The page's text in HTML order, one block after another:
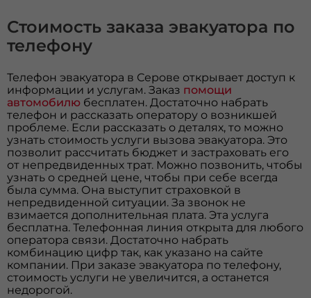
Стоимость заказа эвакуатора по
телефону
Телефон эвакуатора в Серове открывает доступ к
информации и услугам. Заказ помощи
автомобилю бесплатен. Достаточно набрать
телефон и рассказать оператору о возникшей
проблеме. Если рассказать о деталях, то можно
узнать стоимость услуги вызова эвакуатора. Это
позволит рассчитать бюджет и застраховать его
от непредвиденных трат. Можно позвонить, чтобы
узнать о средней цене, чтобы при себе всегда
была сумма. Она выступит страховкой в
непредвиденной ситуации. За звонок не
взимается дополнительная плата. Эта услуга
бесплатна. Телефонная линия открыта для любого
оператора связи. Достаточно набрать
комбинацию цифр так, как указано на сайте
компании. При заказе эвакуатора по телефону,
стоимость услуги не увеличится, а останется
недорогой.